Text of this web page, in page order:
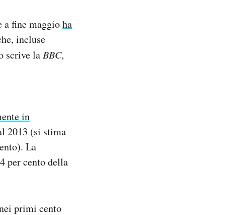
a fine maggioha
incluse
scrive la BBC,
in
2013 (si stima
La
per cento della
primi cento